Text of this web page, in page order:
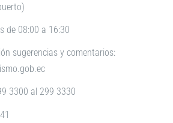
de 08:00 a 16:30
sugerencias y comentarios:
3300 al 299 3330